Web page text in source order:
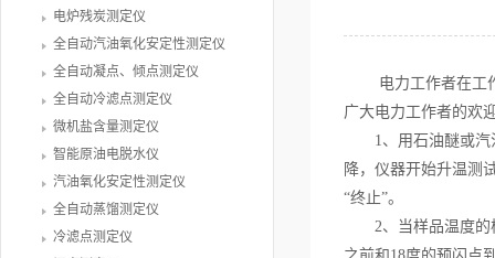
电炉残炭测定仪
全自动汽油氧化安定性测定仪
全自动凝点、倾点测定仪
全自动冷滤点测定仪
微机盐含量测定仪
智能原油电脱水仪
汽油氧化安定性测定仪
全自动蒸馏测定仪
冷滤点测定仪
电力工作者在工作
广大电力工作者的欢
1、用石油醚或汽油
降，仪器开始升温测
“终止”。
2、当样品温度的样